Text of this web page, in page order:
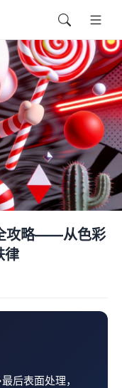
攻略——从色彩
律
表面处理，